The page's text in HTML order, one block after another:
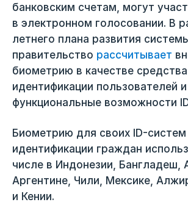
банковским счетам, могут
в электронном голосовании. В
летнего плана развития
правительство рассчитывает
биометрию в качестве средства
идентификации пользователей
функциональные возможности
Биометрию для своих ID-систем
идентификации граждан
числе в Индонезии, Бангладеш,
Аргентине, Чили, Мексике,
и Кении.